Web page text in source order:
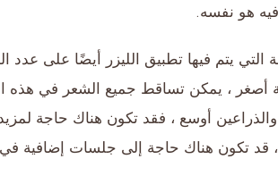
هو نفسه.
التي يتم فيها تطبيق الليزر أيضًا على
أصغر ، يمكن تساقط جميع الشعر في
أوسع ، فقد تكون هناك حاجة
قد تكون هناك حاجة إلى جلسات إضافية